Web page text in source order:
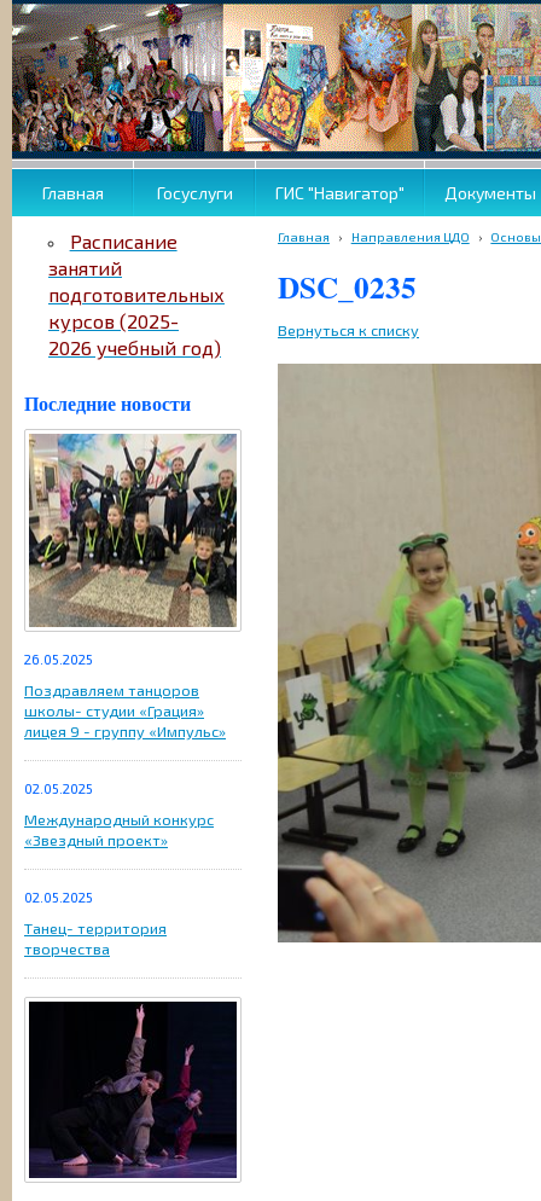
Главная Госуслуги ГИС "Навигатор" Документы
Расписание
занятий
подготовительных
курсов (2025-
2026 учебный год)
Последние новости
26.05.2025
Поздравляем танцоров
школы- студии «Грация»
лицея 9 - группу «Импульс»
02.05.2025
Международный конкурс
«Звездный проект»
02.05.2025
Танец- территория
творчества
Главная › Направления ЦДО › Основы
DSC_0235
Вернуться к списку